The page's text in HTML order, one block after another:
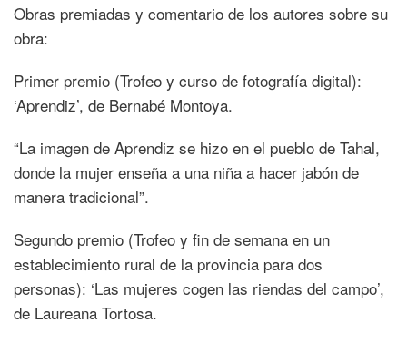
Obras premiadas y comentario de los autores sobre su
obra:
Primer premio (Trofeo y curso de fotografía digital):
‘Aprendiz’, de Bernabé Montoya.
“La imagen de Aprendiz se hizo en el pueblo de Tahal,
donde la mujer enseña a una niña a hacer jabón de
manera tradicional”.
Segundo premio (Trofeo y fin de semana en un
establecimiento rural de la provincia para dos
personas): ‘Las mujeres cogen las riendas del campo’,
de Laureana Tortosa.